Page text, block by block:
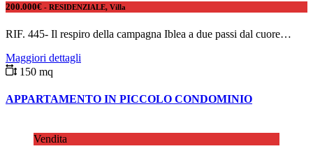
200.000€ - RESIDENZIALE, Villa
RIF. 445- Il respiro della campagna Iblea a due passi dal cuore…
Maggiori dettagli
150 mq
APPARTAMENTO IN PICCOLO CONDOMINIO
Vendita